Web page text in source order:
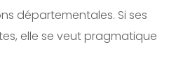
départementales. Si ses
elle se veut pragmatique